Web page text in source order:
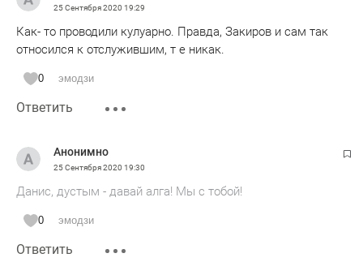
25 Сентября 2020 19:29
Как- то проводили кулуарно. Правда, Закиров и сам так
относился к отслужившим, т е никак.
0 эмодзи
Ответить
Анонимно
25 Сентября 2020 19:30
Данис, дустым - давай алга! Мы с тобой!
0 эмодзи
Ответить